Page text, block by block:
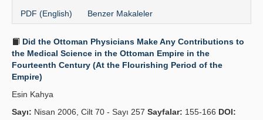
PDF (English) Benzer Makaleler
Did the Ottoman Physicians Make Any Contributions to
the Medical Science in the Ottoman Empire in the
Fourteenth Century (At the Flourishing Period of the
Empire)
Esin Kahya
Sayı: Nisan 2006, Cilt 70 - Sayı 257 Sayfalar: 155-166 DOI: